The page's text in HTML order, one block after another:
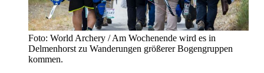
Foto: World Archery / Am Wochenende wird es in
Delmenhorst zu Wanderungen größerer Bogengruppen
kommen.